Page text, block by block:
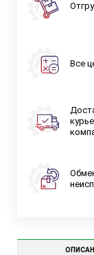
Все